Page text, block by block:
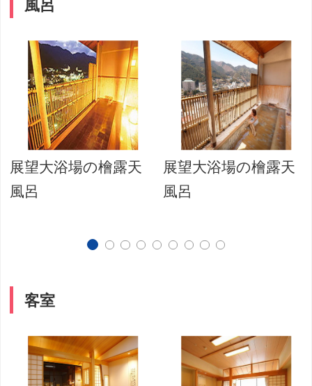
風呂
展望大浴場の檜露天
風呂
展望大浴場の檜露天
風呂
客室